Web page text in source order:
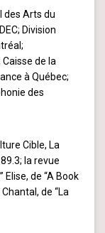
des Arts du
Division
de la
à Québec;
des
Cible, La
la revue
de “A Book
de “La